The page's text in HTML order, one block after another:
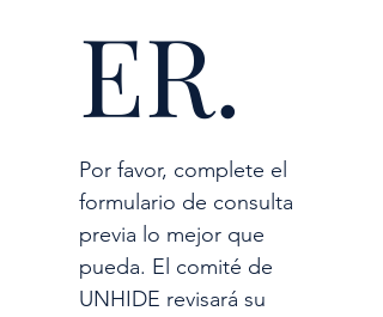
ER.
Por favor, complete el
formulario de consulta
previa lo mejor que
pueda. El comité de
UNHIDE revisará su